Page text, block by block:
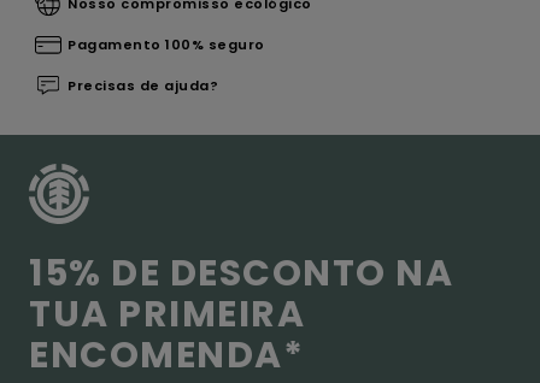
Nosso compromisso ecológico
Pagamento 100% seguro
Precisas de ajuda?
15% DE DESCONTO NA
TUA PRIMEIRA
ENCOMENDA*